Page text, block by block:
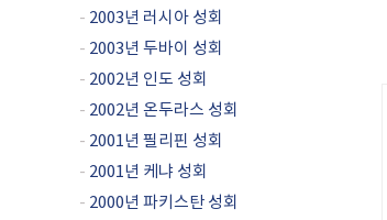
- 2003년 러시아 성회
- 2003년 두바이 성회
- 2002년 인도 성회
- 2002년 온두라스 성회
- 2001년 필리핀 성회
- 2001년 케냐 성회
- 2000년 파키스탄 성회